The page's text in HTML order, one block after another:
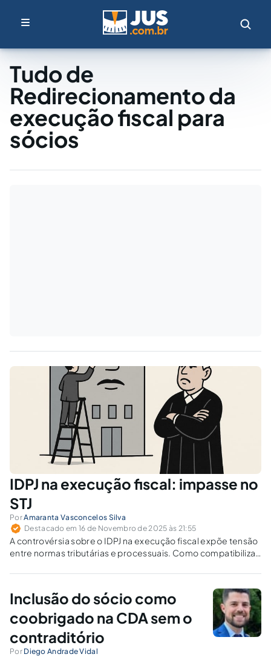
Tudo de
Redirecionamento da
execução fiscal para
sócios
IDPJ na execução fiscal: impasse no
STJ
PorAmaranta Vasconcelos Silva
Destacado em 16 de Novembro de 2025 às 21:55
A controvérsia sobre o IDPJ na execução fiscal expõe tensão
entre normas tributárias e processuais. Como compatibilizar
Inclusão do sócio como
coobrigado na CDA sem o
contraditório
Por Diego Andrade Vidal